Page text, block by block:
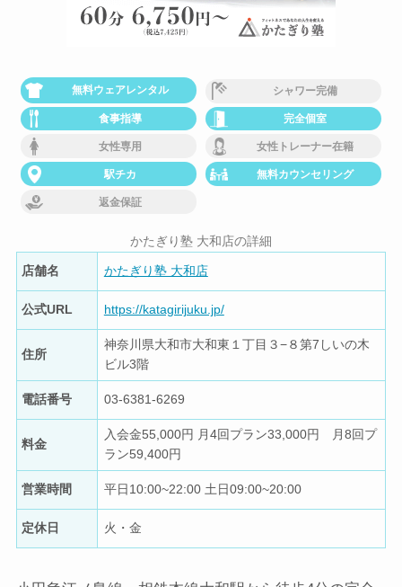
無料ウェアレンタル シャワー完備
食事指導 完全個室
女性専用 女性トレーナー在籍
駅チカ 無料カウンセリング
返金保証
かたぎり塾 大和店の詳細
店舗名 かたぎり塾 大和店
公式URL https://katagirijuku.jp/
住所
神奈川県大和市大和東１丁目３−８第7しいの木
ビル3階
電話番号 03-6381-6269
料金
入会金55,000円 月4回プラン33,000円 月8回プ
ラン59,400円
営業時間 平日10:00~22:00 土日09:00~20:00
定休日 火・金